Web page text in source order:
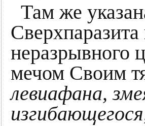
Там же
неразрывного
мечом Своим
левиафана,